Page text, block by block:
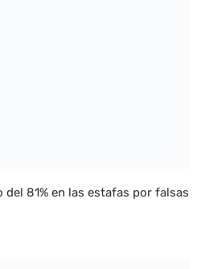
81% en las estafas por falsas